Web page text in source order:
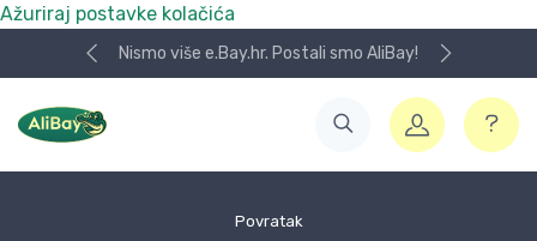
Ažuriraj postavke kolačića
Nismo više e.Bay.hr. Postali smo AliBay!
Povratak